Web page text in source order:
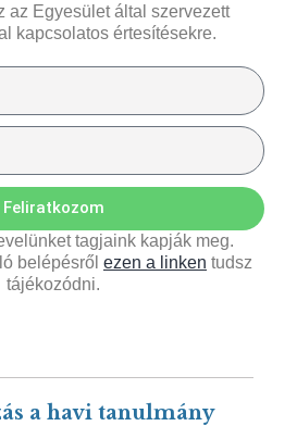
az Egyesület által szervezett
kapcsolatos értesítésekre.
Feliratkozom
tagjaink kapják meg.
belépésről ezen a linken tudsz
tájékozódni.
a havi tanulmány